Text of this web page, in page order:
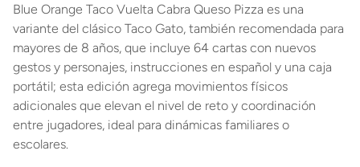
Blue Orange Taco Vuelta Cabra Queso Pizza es una
variante del clásico Taco Gato, también recomendada para
mayores de 8 años, que incluye 64 cartas con nuevos
gestos y personajes, instrucciones en español y una caja
portátil; esta edición agrega movimientos físicos
adicionales que elevan el nivel de reto y coordinación
entre jugadores, ideal para dinámicas familiares o
escolares.